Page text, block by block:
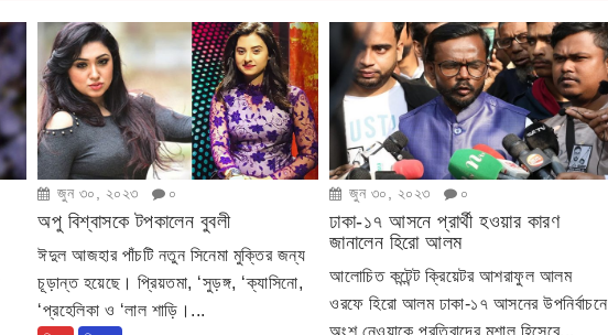
জুন ৩০, ২০২৩ ০
অপু বিশ্বাসকে টপকালেন বুবলী
ঈদুল আজহার পাঁচটি নতুন সিনেমা মুক্তির জন্য
চূড়ান্ত হয়েছে। প্রিয়তমা, ‘সুড়ঙ্গ, ‘ক্যাসিনো,
‘প্রহেলিকা ও ‘লাল শাড়ি।...
জুন ৩০, ২০২৩ ০
ঢাকা-১৭ আসনে প্রার্থী হওয়ার কারণ
জানালেন হিরো আলম
আলোচিত কন্টেন্ট ক্রিয়েটর আশরাফুল আলম
ওরফে হিরো আলম ঢাকা-১৭ আসনের উপনির্বাচনে